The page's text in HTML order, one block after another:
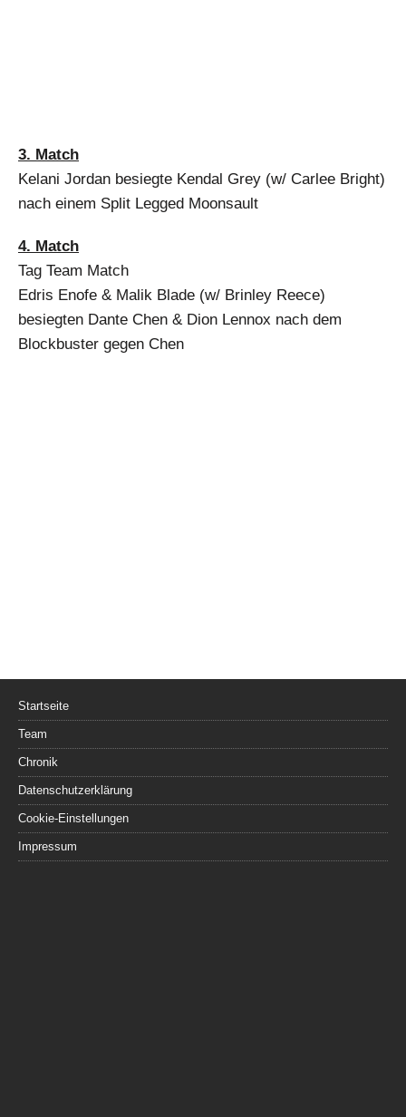
3. Match
Kelani Jordan besiegte Kendal Grey (w/ Carlee Bright)
nach einem Split Legged Moonsault
4. Match
Tag Team Match
Edris Enofe & Malik Blade (w/ Brinley Reece)
besiegten Dante Chen & Dion Lennox nach dem
Blockbuster gegen Chen
Startseite
Team
Chronik
Datenschutzerklärung
Cookie-Einstellungen
Impressum